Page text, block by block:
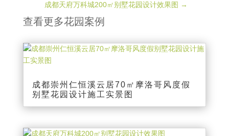
成都天府万科城200㎡别墅花园设计效果图 →
查看更多花园案例
成都崇州仁恒溪云居70㎡摩洛哥风度假
别墅花园设计施工实景图